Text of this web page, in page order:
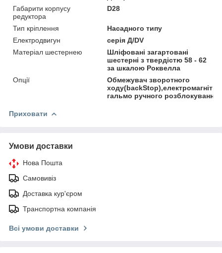
Габарити корпусу
редуктора
D28
Тип кріплення
Насадного типу
Електродвигун
серія Д/DV
Матеріал шестернею
Шліфовані загартовані
шестерні з твердістю 58 - 62
за шкалою Роквелла
Опції
Обмежувач зворотного
гальмо ручного
Приховати
Умови доставки
Нова Пошта
Самовивіз
Доставка кур'єром
Транспортна компанія
Всі умови доставки